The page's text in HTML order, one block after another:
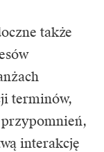
także
terminów,
interakcję